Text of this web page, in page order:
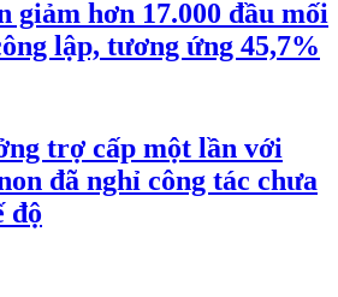
giảm hơn 17.000 đầu mối
lập, tương ứng 45,7%
trợ cấp một lần với
đã nghỉ công tác chưa
độ